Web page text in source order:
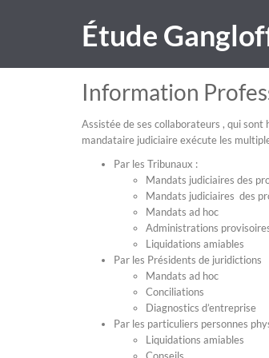
Étude
Information
Assistée de ses collaborateurs , qui
mandataire judiciaire exécute les
Par les Tribunaux :
Mandats judiciaires des
Mandats judiciaires des
Mandats ad hoc
Administrations
Liquidations amiables
Par les Présidents de juridictions
Mandats ad hoc
Conciliations
Diagnostics d’entreprise
Par les particuliers personnes
Liquidations amiables